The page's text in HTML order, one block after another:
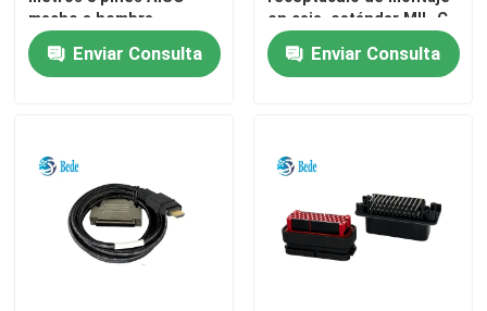
Conectores circulares
El cable AISG RET
Conectores de cables impermeables
macho a hembra
Enviar Consulta
en caja, estándar MIL-C-
5015 MS-3102
Enviar Consulta